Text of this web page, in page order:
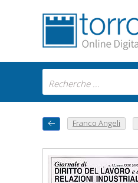
Franco Angeli